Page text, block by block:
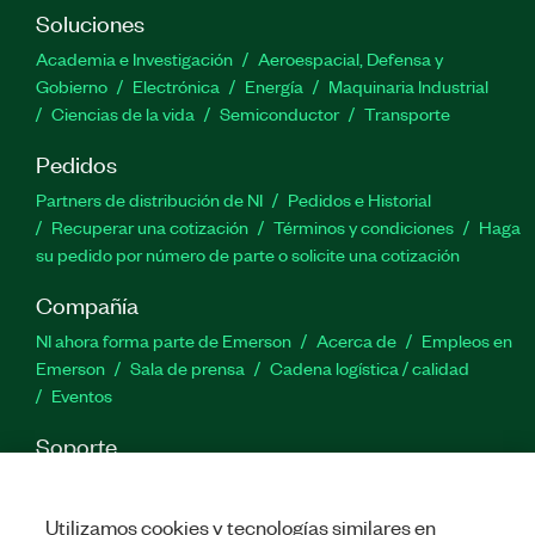
instalación, supervisión y actualización
SystemLink Server se recomienda para
administradores de sistemas de TI.
Soluciones
Academia e Investigación
Aeroespacial, Defensa y
Gobierno
Electrónica Energía
Maquinaria Industrial
Ciencias de la vida
Semiconductor Transporte
Pedidos
Partners de distribución de NI
Pedidos e Historial
Recuperar una cotización
Términos y condiciones
Haga
su pedido por número de parte o solicite una cotización
Compañía
NI ahora forma parte de Emerson Acerca de
Empleos en
Emerson
Sala de prensa
Cadena logística / calidad
Eventos
Soporte
Utilizamos cookies y tecnologías similares en